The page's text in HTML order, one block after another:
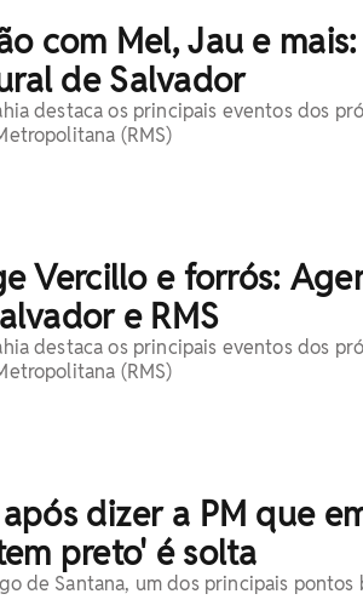
com Mel, Jau e mais:
de Salvador
destaca os principais eventos dos
(RMS)
Vercillo e forrós:
e RMS
destaca os principais eventos dos
(RMS)
dizer a PM que
preto' é solta
de Santana, um dos principais pontos